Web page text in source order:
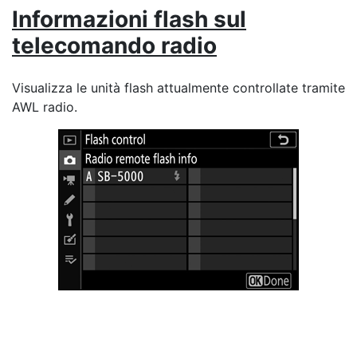
Informazioni flash sul
telecomando radio
Visualizza le unità flash attualmente controllate tramite
AWL radio.